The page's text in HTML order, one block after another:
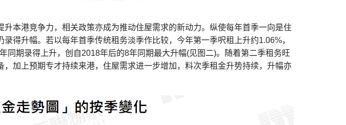
本港竞争力，相关政策亦成为推动住屋需求的新动力。纵使每年首季一向是住
得升幅。若以每年首季传统租务淡季作比较，今年第一季呎租上升约1.06%，
同期录得上升，创自2018年后的8年同期最大升幅(见图二)。随着第二季租务旺
加上预期专才持续来港，住屋需求进一步增加，料次季租金升势持续，升幅亦